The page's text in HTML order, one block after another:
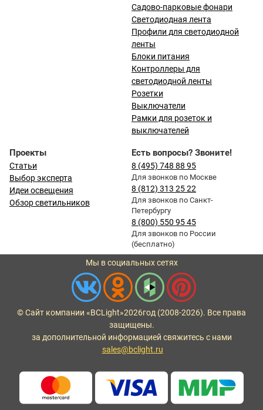
Садово-парковые фонари
Светодиодная лента
Профили для светодиодной
ленты
Блоки питания
Контроллеры для
светодиодной ленты
Розетки
Выключатели
Рамки для розеток и
выключателей
Проекты
Статьи
Выбор эксперта
Идеи освещения
Обзор светильников
Есть вопросы? Звоните!
8 (495) 748 88 95
Для звонков по Москве
8 (812) 313 25 22
Для звонков по Санкт-
Петербургу
8 (800) 550 95 45
Для звонков по России
(бесплатно)
Мы в социальных сетях
© Сайт компании «BCLight»2026год (2008-2026). Все права
защищены.
за дополнительной информацией свяжитесь с нами
sales@bclight.ru